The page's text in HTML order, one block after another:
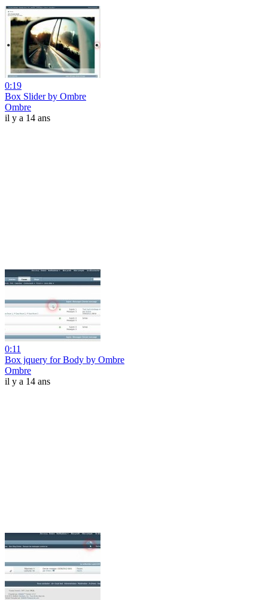
0:19
Box Slider by Ombre
Ombre
il y a 14 ans
0:11
Box jquery for Body by Ombre
Ombre
il y a 14 ans